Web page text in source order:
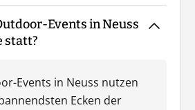
Events in Neuss
statt?
Events in Neuss nutzen
Ecken der